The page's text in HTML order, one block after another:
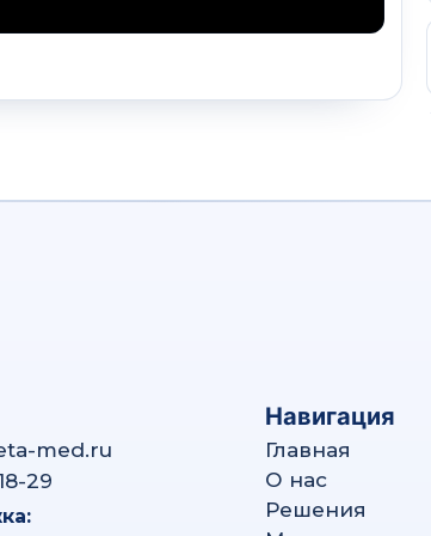
med.ru
29
Навигация
Главная
О нас
Решения